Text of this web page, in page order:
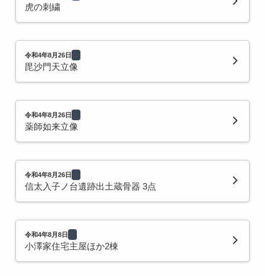
虎の刺繍
令和4年8月26日
毘沙門天立像
令和4年8月26日
薬師如来立像
令和4年8月26日
信太入子ノ台遺跡出土蔵骨器 3点
令和4年8月8日
小澤家住宅主屋ほか2棟